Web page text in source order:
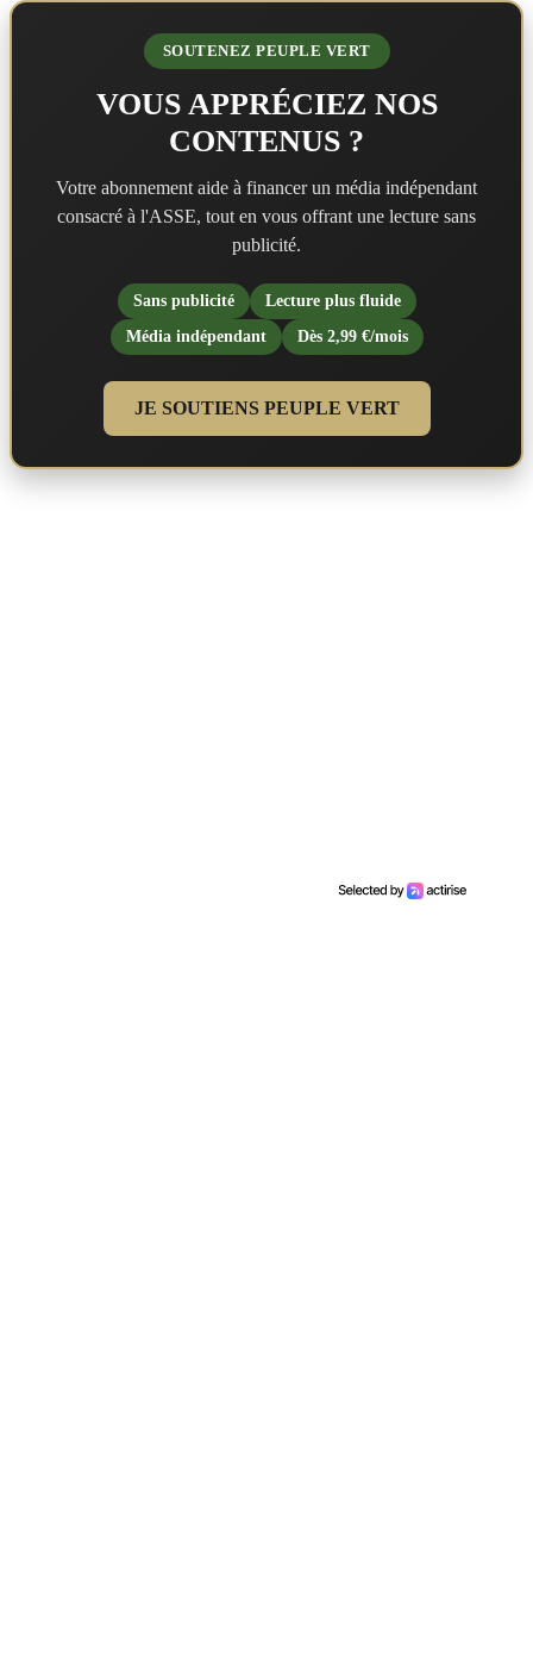
SOUTENEZ PEUPLE VERT
VOUS APPRÉCIEZ NOS
CONTENUS ?
Votre abonnement aide à financer un média indépendant
consacré à l'ASSE, tout en vous offrant une lecture sans
publicité.
Sans publicité
Lecture plus fluide
Média indépendant
Dès 2,99 €/mois
JE SOUTIENS PEUPLE VERT